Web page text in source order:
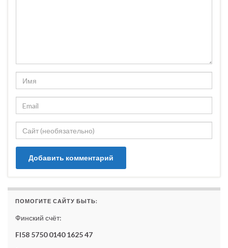
ПОМОГИТЕ САЙТУ БЫТЬ:
Финский счёт:
FI58 5750 0140 1625 47